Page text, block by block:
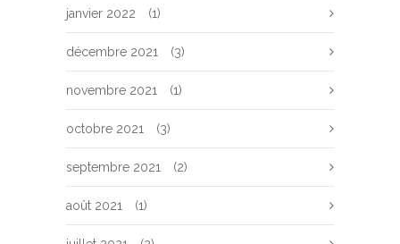
janvier 2022 (1)
décembre 2021 (3)
novembre 2021 (1)
octobre 2021 (3)
septembre 2021 (2)
août 2021 (1)